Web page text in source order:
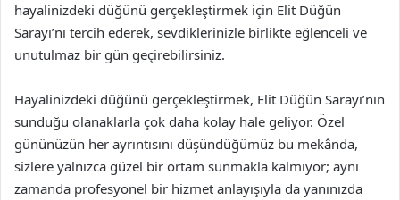
hayalinizdeki düğünü gerçekleştirmek için Elit Düğün
Sarayı’nı tercih ederek, sevdiklerinizle birlikte eğlenceli ve
unutulmaz bir gün geçirebilirsiniz.
Hayalinizdeki düğünü gerçekleştirmek, Elit Düğün Sarayı’nın
sunduğu olanaklarla çok daha kolay hale geliyor. Özel
gününüzün her ayrıntısını düşündüğümüz bu mekânda,
sizlere yalnızca güzel bir ortam sunmakla kalmıyor; aynı
zamanda profesyonel bir hizmet anlayışıyla da yanınızda